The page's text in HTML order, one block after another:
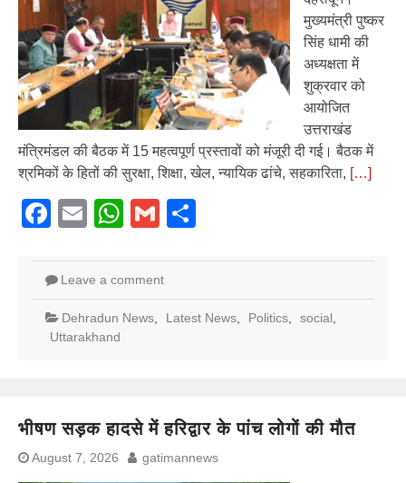
मुख्यमंत्री पुष्कर
सिंह धामी की
अध्यक्षता में
शुक्रवार को
आयोजित
उत्तराखंड
मंत्रिमंडल की बैठक में 15 महत्वपूर्ण प्रस्तावों को मंजूरी दी गई। बैठक में
श्रमिकों के हितों की सुरक्षा, शिक्षा, खेल, न्यायिक ढांचे, सहकारिता, […]
Facebook
EmailWhatsApp
Gmail
Leave a comment
Dehradun News Latest News Politics social
Uttarakhand
भीषण सड़क हादसे में हरिद्वार के पांच लोगों की मौत
August 7, 2026 gatimannews